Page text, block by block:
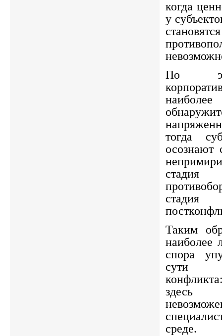
когда
у
становятся
По
тогда
осознают
стадия
Таким
наиболее
спора
сути
здесь
среде.